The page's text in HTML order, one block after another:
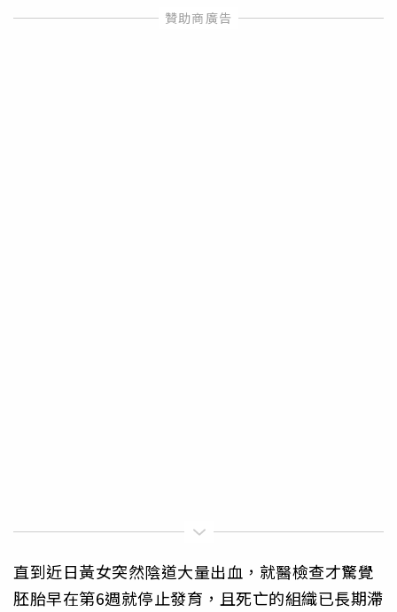
直到近日黃女突然陰道大量出血，就醫檢查才驚覺
胚胎早在第6週就停止發育，且死亡的組織已長期滯